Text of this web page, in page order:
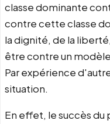
classe dominante
contre cette classe
la dignité, de la
être contre un
Par expérience
situation.
En effet, le succès